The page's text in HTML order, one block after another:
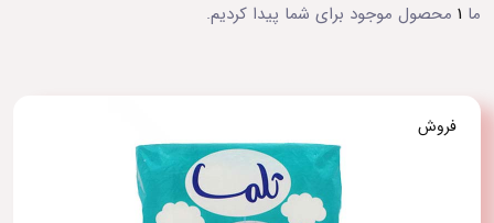
ما 1 محصول موجود برای شما پیدا کردیم.
فروش